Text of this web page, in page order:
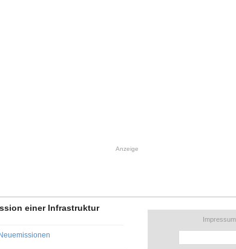
Anzeige
einer Infrastruktur
Impressum